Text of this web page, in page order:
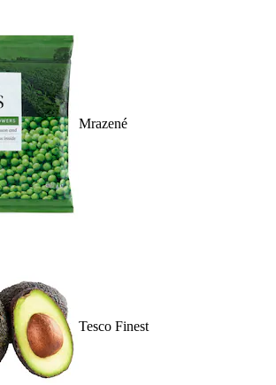
Mrazené
Tesco Finest